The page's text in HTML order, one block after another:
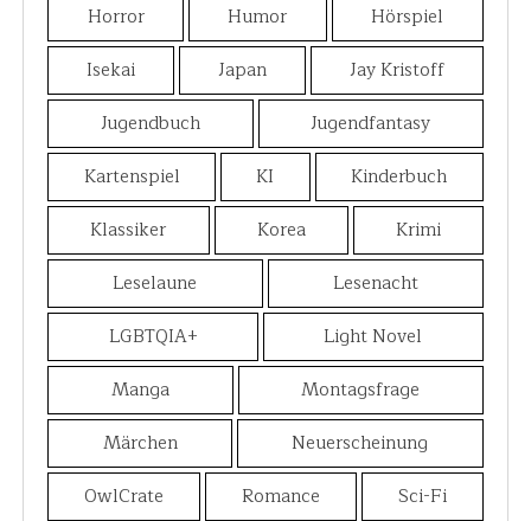
Horror
Humor
Hörspiel
Isekai
Japan
Jay Kristoff
Jugendbuch
Jugendfantasy
Kartenspiel
KI
Kinderbuch
Klassiker
Korea
Krimi
Leselaune
Lesenacht
LGBTQIA+
Light Novel
Manga
Montagsfrage
Märchen
Neuerscheinung
OwlCrate
Romance
Sci-Fi